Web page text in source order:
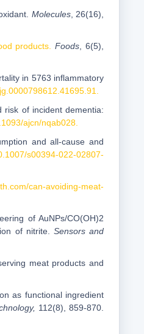
Molecules, 26(16),
products. Foods , 6(5),
in 5763 inflammatory
risk of incident dementia:
ajcn/nqab028.
and all-cause and
s00394-022-02807-
can-avoiding-meat-
of AuNPs/CO(OH)2
of nitrite. Sensors and
meat products and
as functional ingredient
112(8), 859-870.